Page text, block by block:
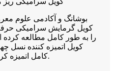
بوشانگ و آکادمی علوم
کویل گرمایش سرامیکی
کویل اتمیزه کننده نسل
کامل اتمیزه کرده و طعم آن را خالص‌تر کند.